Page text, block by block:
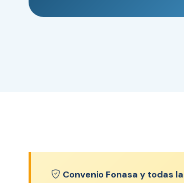
Convenio Fonasa y todas